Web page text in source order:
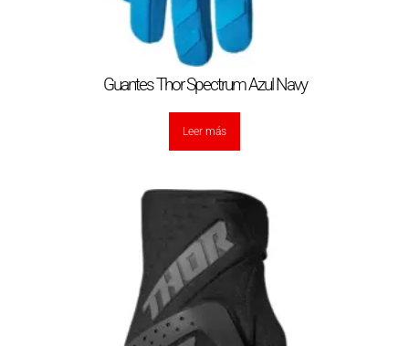
Guantes Thor Spectrum Azul Navy
Leer más